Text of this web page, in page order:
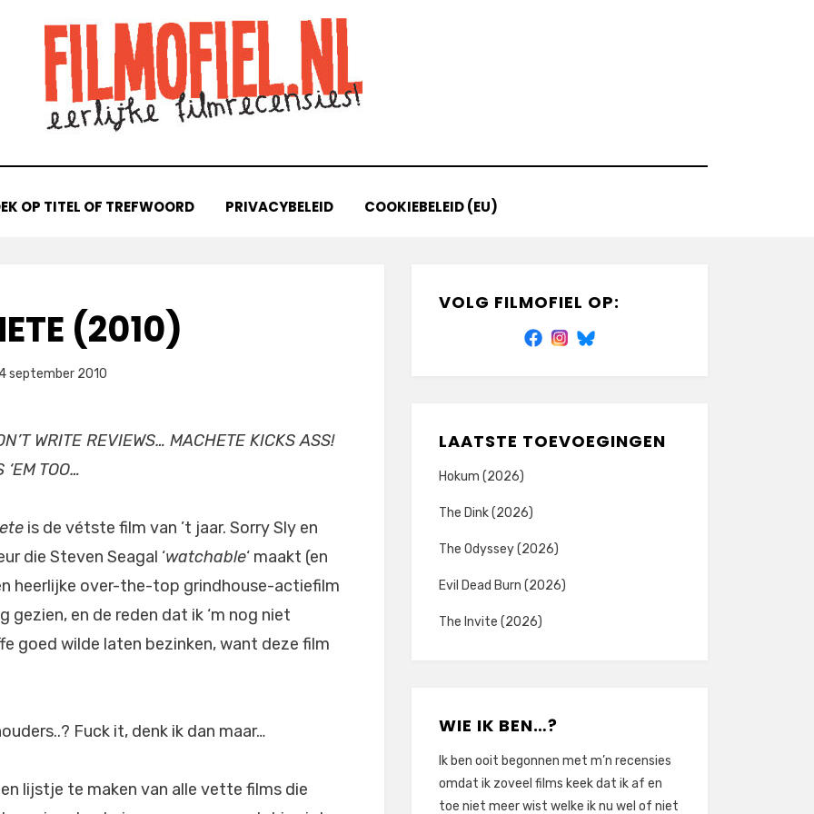
OP TITEL OF TREFWOORD PRIVACYBELEID COOKIEBELEID (EU)
(2010)
Filmofiel.nl
september 2010
WRITE REVIEWS… MACHETE KICKS ASS!
TOO…
is de vétste film van ’t jaar. Sorry Sly en
die Steven Seagal ‘watchable‘ maakt (en
heerlijke over-the-top grindhouse-actiefilm
gezien, en de reden dat ik ‘m nog niet
goed wilde laten bezinken, want deze film
Fuck it, denk ik dan maar…
lijstje te maken van alle vette films die
VOLG FILMOFIEL OP:
LAATSTE TOEVOEGINGEN
Hokum (2026)
The Dink (2026)
The Odyssey (2026)
Evil Dead Burn (2026)
The Invite (2026)
WIE IK BEN…?
Ik ben ooit begonnen met m’n recensies
omdat ik zoveel films keek dat ik af en
toe niet meer wist welke ik nu wel of niet